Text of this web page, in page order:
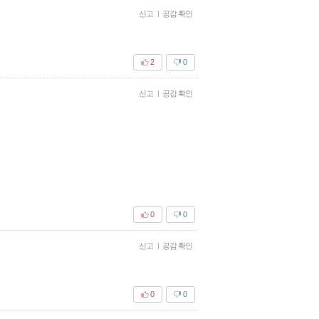
신고 | 공감 확인
0
2
신고 | 공감 확인
0
0
신고 | 공감 확인
0
0